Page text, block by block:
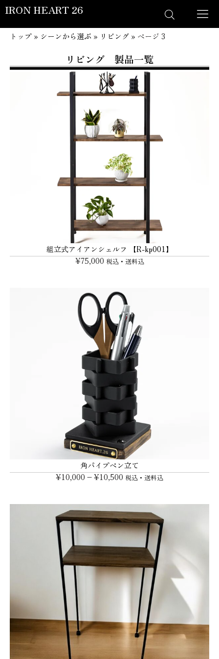
IRON HEART 26
トップ » シーンから選ぶ » リビング » ページ 3
リビング 製品一覧
組立式アイアンシェルフ 【R-kp001】
¥75,000 税込・送料込
角パイプペン立て
¥10,000 –¥10,500 税込・送料込